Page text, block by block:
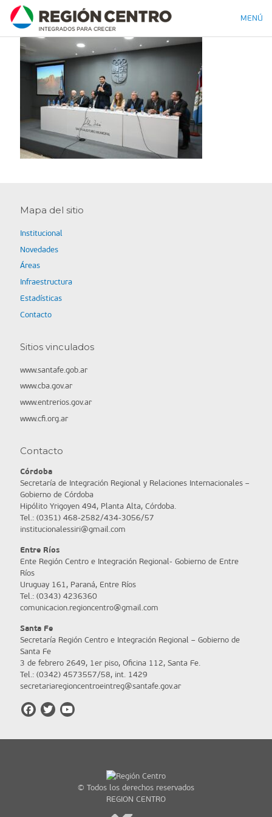
MENÚ
Mapa del sitio
Institucional
Novedades
Áreas
Infraestructura
Estadísticas
Contacto
Sitios vinculados
www.santafe.gob.ar
www.cba.gov.ar
www.entrerios.gov.ar
www.cfi.org.ar
Contacto
Córdoba
Secretaría de Integración Regional y Relaciones Internacionales –
Gobierno de Córdoba
Hipólito Yrigoyen 494, Planta Alta, Córdoba.
Tel.: (0351) 468-2582/434-3056/57
institucionalessiri@gmail.com
Entre Ríos
Ente Región Centro e Integración Regional- Gobierno de Entre
Ríos
Uruguay 161, Paraná, Entre Ríos
Tel.: (0343) 4236360
comunicacion.regioncentro@gmail.com
Santa Fe
Secretaría Región Centro e Integración Regional – Gobierno de
Santa Fe
3 de febrero 2649, 1er piso, Oficina 112, Santa Fe.
Tel.: (0342) 4573557/58, int. 1429
secretariaregioncentroeintreg@santafe.gov.ar
© Todos los derechos reservados
REGION CENTRO